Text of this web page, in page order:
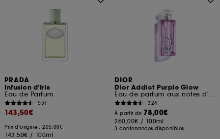
PRADA
Infusion d'Iris
Eau de Parfum
551
143,50€
Prix d'origine : 205,00€
143,50€ / 100ml
DIOR
Dior Addict Purple Glow
Eau de parfum aux notes d'iris et de framboise
324
À partir de 78,00€
260,00€ / 100ml
3 contenances disponibles